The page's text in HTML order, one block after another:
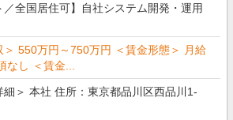
／全国居住可】自社システム開発・運用
＞ 550万円～750万円 ＜賃金形態＞ 月給
なし ＜賃金...
細＞ 本社 住所：東京都品川区西品川1-